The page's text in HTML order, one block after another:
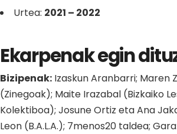
Urtea: 2021 – 2022
Ekarpenak egin
Bizipenak: Izaskun Aranbarri; Maren
(Zinegoak); Maite Irazabal (Bizkaiko
Kolektiboa); Josune Ortiz eta Ana
Leon (B.A.L.A.); 7menos20 taldea;